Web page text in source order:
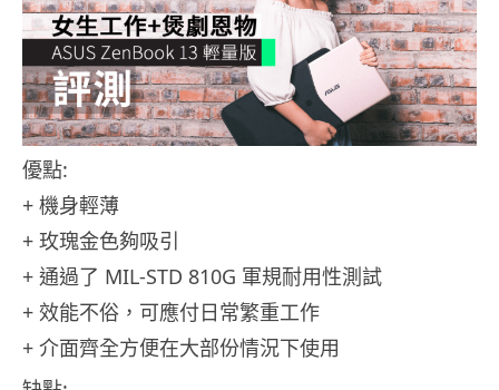
優點:
+ 機身輕薄
+ 玫瑰金色夠吸引
+ 通過了 MIL-STD 810G 軍規耐用性測試
+ 效能不俗，可應付日常繁重工作
+ 介面齊全方便在大部份情況下使用